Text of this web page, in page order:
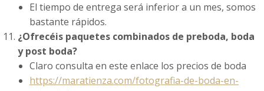
El tiempo de entrega será inferior a un mes, somos
bastante rápidos.
¿Ofrecéis paquetes combinados de preboda, boda
y post boda?
Claro consulta en este enlace los precios de boda
https://maratienza.com/fotografia-de-boda-en-